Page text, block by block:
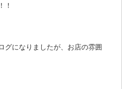
！
グになりましたが、お店の雰囲